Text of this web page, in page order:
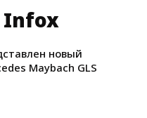
Infox
новый
Maybach GLS